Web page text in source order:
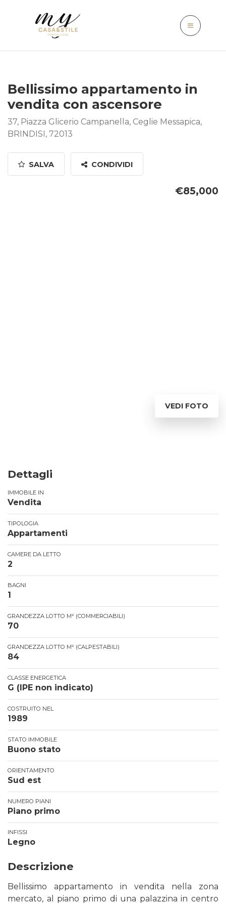
Bellissimo appartamento in
vendita con ascensore
37, Piazza Glicerio Campanella, Ceglie Messapica,
BRINDISI, 72013
SALVA CONDIVIDI
€85,000
VEDI FOTO
Dettagli
IMMOBILE IN
Vendita
TIPOLOGIA
Appartamenti
CAMERE DA LETTO
2
BAGNI
1
GRANDEZZA LOTTO M² (COMMERCIABILI)
70
GRANDEZZA LOTTO M² (CALPESTABILI)
84
CLASSE ENERGETICA
G (IPE non indicato)
COSTRUITO NEL
1989
STATO IMMOBILE
Buono stato
ORIENTAMENTO
Sud est
NUMERO PIANI
Piano primo
INFISSI
Legno
Descrizione
Bellissimo appartamento in vendita nella zona
mercato, al piano primo di una palazzina in centro